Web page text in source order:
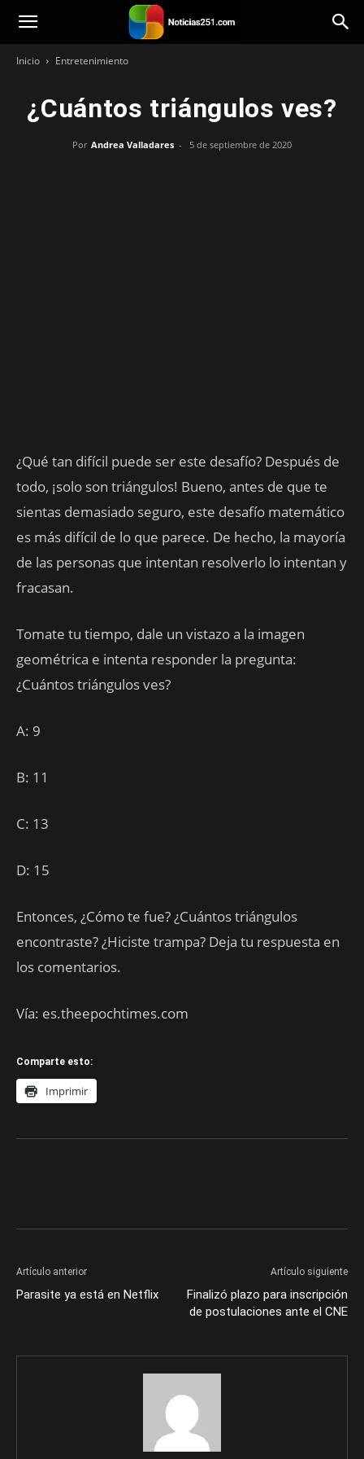
Noticias251
Inicio Entretenimiento
¿Cuántos triángulos ves?
Por Andrea Valladares - 5 de septiembre de 2020
¿Qué tan difícil puede ser este desafío? Después de
todo, ¡solo son triángulos! Bueno, antes de que te
sientas demasiado seguro, este desafío matemático
es más difícil de lo que parece. De hecho, la mayoría
de las personas que intentan resolverlo lo intentan y
fracasan.
Tomate tu tiempo, dale un vistazo a la imagen
geométrica e intenta responder la pregunta:
¿Cuántos triángulos ves?
A: 9
B: 11
C: 13
D: 15
Entonces, ¿Cómo te fue? ¿Cuántos triángulos
encontraste? ¿Hiciste trampa? Deja tu respuesta en
los comentarios.
Vía: es.theepochtimes.com
Comparte esto:
Imprimir
Artículo anterior
Parasite ya está en Netflix
Artículo siguiente
Finalizó plazo para inscripción
de postulaciones ante el CNE